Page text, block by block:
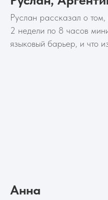
Руслан рассказал о
2 недели по 8 часов
языковый барьер, и что
Анна